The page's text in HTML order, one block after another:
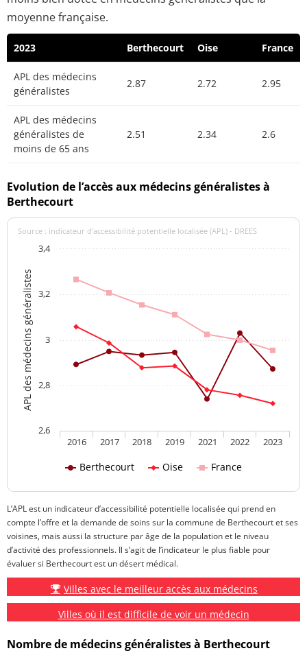
moyenne française.
2023 Berthecourt Oise France
APL des médecins
généralistes
2.87 2.72 2.95
APL des médecins
généralistes de
moins de 65 ans
2.51 2.34 2.6
Evolution de l’accès aux médecins généralistes à
Berthecourt
APL des médecins généralistes
Source : indicateur d’accessibilité potentielle localisée (APL) - DREES
Berthecourt Oise France
2016 2017 2018 2019 2021 2022 2023
2,6
2,8
3
3,2
3,4
L’APL est un indicateur d’accessibilité potentielle localisée qui prend en
compte l’offre et la demande de soins sur la commune de Berthecourt et ses
voisines, mais aussi la structure par âge de la population et le niveau
d’activité des professionnels. Il s’agit de l’indicateur le plus fiable pour
évaluer si Berthecourt est un désert médical.
Villes avec le meilleur accès aux médecins
Villes où il est difficile de voir un médecin
Nombre de médecins généralistes à Berthecourt